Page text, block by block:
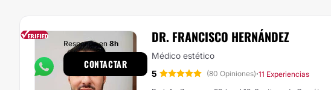
DR. FRANCISCO HERNÁNDEZ
Médico estético
5
(80 Opiniones)·11 Experiencias
Responde en 8h
CONTACTAR